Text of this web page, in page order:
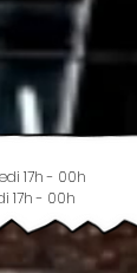
17h - 00h
17h - 00h